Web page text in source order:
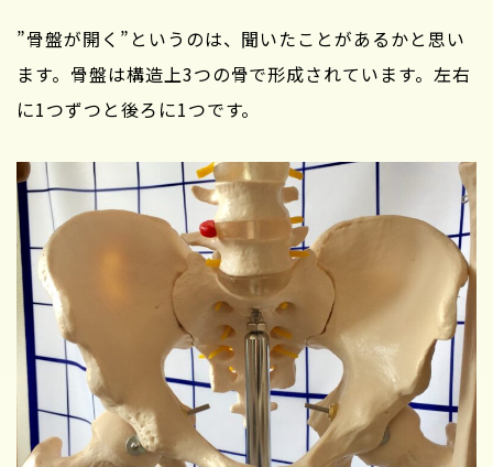
”骨盤が開く”というのは、聞いたことがあるかと思い
ます。骨盤は構造上3つの骨で形成されています。左右
に1つずつと後ろに1つです。